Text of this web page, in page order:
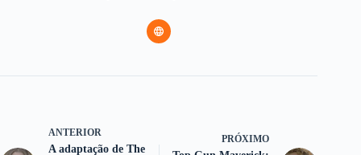
ANTERIOR
A adaptação de The
PRÓXIMO